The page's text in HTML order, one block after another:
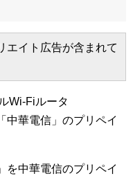
イト広告が含まれて
Wi-Fiルータ
中華電信」のプリペイ
を中華電信のプリペイ